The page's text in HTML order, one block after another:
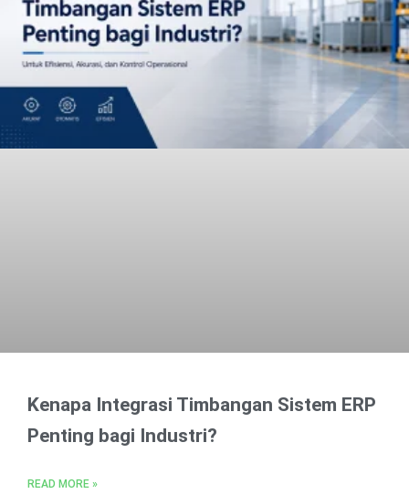
Kenapa Integrasi Timbangan Sistem ERP
Penting bagi Industri?
READ MORE »